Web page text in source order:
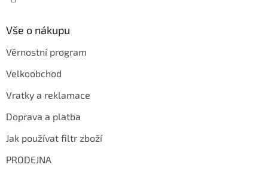
Vše o nákupu
Věrnostní program
Velkoobchod
Vratky a reklamace
Doprava a platba
Jak používat filtr zboží
PRODEJNA